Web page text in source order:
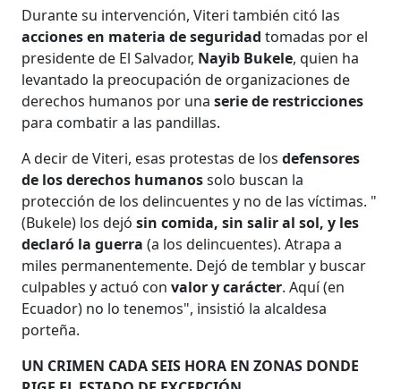
Durante su intervención, Viteri también citó las
acciones en materia de seguridad tomadas por el
presidente de El Salvador, Nayib Bukele, quien ha
levantado la preocupación de organizaciones de
derechos humanos por unaserie de restricciones
para combatir a las pandillas.
A decir de Viteri, esas protestas de losdefensores
de los derechos humanossolo buscan la
protección de los delincuentes y no de las víctimas. "
(Bukele) los dejósin comida, sin salir al sol, y les
declaró la guerra (a los delincuentes). Atrapa a
miles permanentemente. Dejó de temblar y buscar
culpables y actuó convalor y carácter. Aquí (en
Ecuador) no lo tenemos", insistió la alcaldesa
porteña.
UN CRIMEN CADA SEIS HORA EN ZONAS DONDE